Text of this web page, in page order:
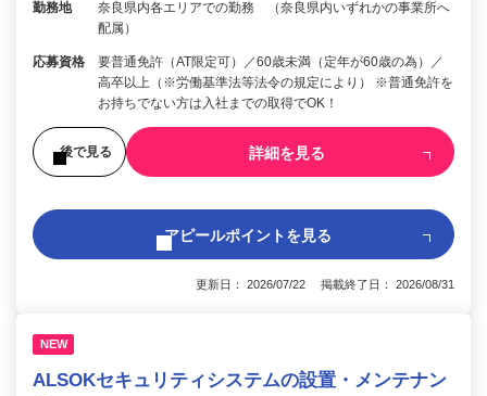
勤務地
奈良県内各エリアでの勤務 （奈良県内いずれかの事業所へ
配属）
応募資格
要普通免許（AT限定可）／60歳未満（定年が60歳の為）／
高卒以上（※労働基準法等法令の規定により） ※普通免許を
お持ちでない方は入社までの取得でOK！
後で見る 詳細を見る
アピールポイントを見る
更新日： 2026/07/22 掲載終了日： 2026/08/31
NEW
ALSOKセキュリティシステムの設置・メンテナン